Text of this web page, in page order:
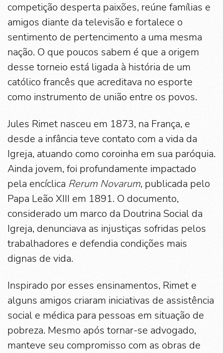
competição desperta paixões, reúne famílias e
amigos diante da televisão e fortalece o
sentimento de pertencimento a uma mesma
nação. O que poucos sabem é que a origem
desse torneio está ligada à história de um
católico francês que acreditava no esporte
como instrumento de união entre os povos.
Jules Rimet nasceu em 1873, na França, e
desde a infância teve contato com a vida da
Igreja, atuando como coroinha em sua paróquia.
Ainda jovem, foi profundamente impactado
pela encíclica Rerum Novarum, publicada pelo
Papa Leão XIII em 1891. O documento,
considerado um marco da Doutrina Social da
Igreja, denunciava as injustiças sofridas pelos
trabalhadores e defendia condições mais
dignas de vida.
Inspirado por esses ensinamentos, Rimet e
alguns amigos criaram iniciativas de assistência
social e médica para pessoas em situação de
pobreza. Mesmo após tornar-se advogado,
manteve seu compromisso com as obras de